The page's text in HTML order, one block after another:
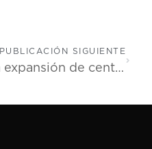
PUBLICACIÓN SIGUIENTE
Movate celebra 12 años en Costa Rica con expansión de centro de última generación